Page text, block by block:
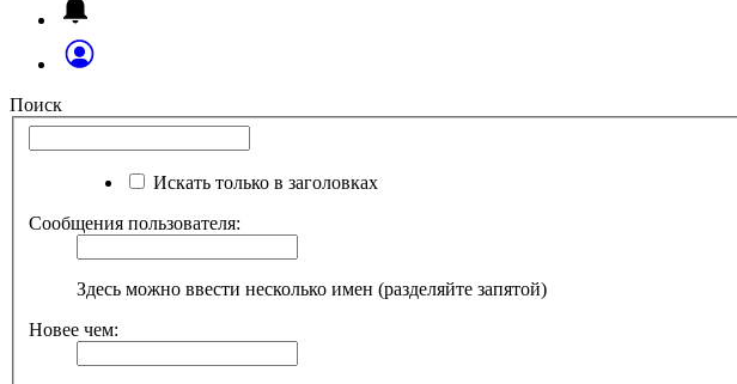
Поиск
Искать только в заголовках
Сообщения пользователя:
Здесь можно ввести несколько имен (разделяйте запятой)
Новее чем: